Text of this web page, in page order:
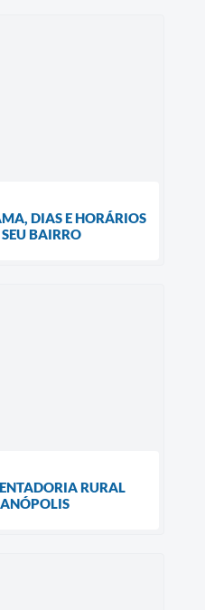
DIAS E HORÁRIOS
BAIRRO
RURAL